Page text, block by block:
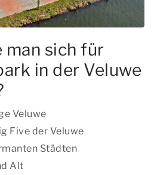
man sich für
in der Veluwe
Veluwe
Five der Veluwe
Städten
Alt